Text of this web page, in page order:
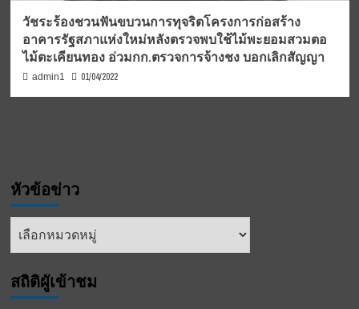
วัชระร้องชวนฟันขบวนการทุจริตโครงการก่อสร้าง
อาคารรัฐสภาแห่งใหม่หลังตรวจพบใช้ไม้พะยอมสวมตอ
ไม้ตะเคียนทอง อ่วมกก.ตรวจการจ้างชง บอกเลิกสัญญา
admin1 01/04/2022
หัวข้อข่าว
หัวข้อ
สถิติผูัเข้าชม